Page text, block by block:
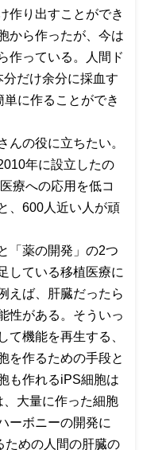
作り出すことができ
から作ったが、今は
作っている。人間ド
分だけ余分に採血す
単に作ることができ
の役に立ちたい。
年に設立したの
療への応用を低コ
、 600人近い人が頑
「薬の開発」の2つ
している移植医療に
えば、肝臓だったら
性がある。そういっ
て機能を再生する、
を作るための手段と
も作れるiPS細胞は
大量に作った細胞
ーボニーの開発に
ための人間の肝臓の